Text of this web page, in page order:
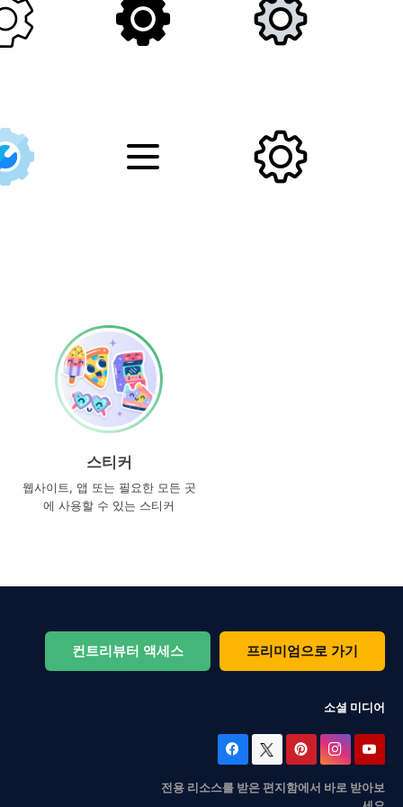
스티커
웹사이트, 앱 또는 필요한 모든 곳
에 사용할 수 있는 스티커
컨트리뷰터 액세스 프리미엄으로 가기
소셜 미디어
전용 리소스를 받은 편지함에서 바로 받아보